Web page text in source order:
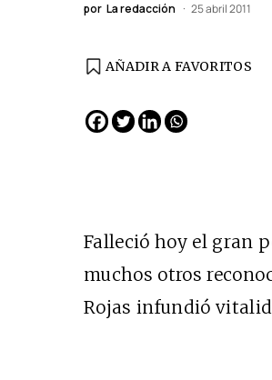
por La redacción 25 abril 2011
AÑADIR A FAVORITOS
Falleció hoy el gran
muchos otros
Rojas infundió